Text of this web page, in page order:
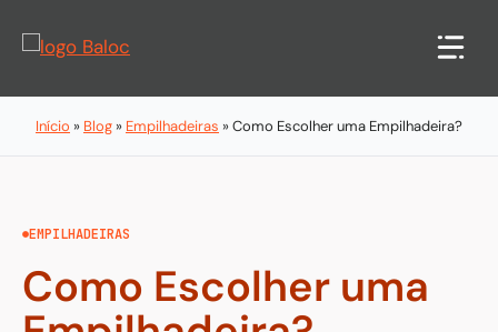
para
conteúdo
Início » Blog » Empilhadeiras »Como Escolher uma Empilhadeira?
EMPILHADEIRAS
Como Escolher uma